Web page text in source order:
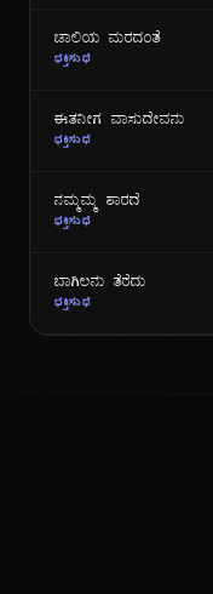
ಜಾಲಿಯ ಮರದಂತೆ
ಭಕ್ತಿಸುಧೆ
ಈತನೀಗ ವಾಸುದೇವನು
ಭಕ್ತಿಸುಧೆ
ನಮ್ಮಮ್ಮ ಶಾರದೆ
ಭಕ್ತಿಸುಧೆ
ಬಾಗಿಲನು ತೆರೆದು
ಭಕ್ತಿಸುಧೆ